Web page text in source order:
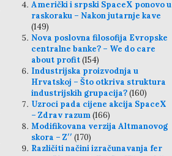
Američki i srpski SpaceX ponovo u
raskoraku – Nakon jutarnje kave
(149)
Nova poslovna filosofija Evropske
centralne banke? – We do care
about profit(154)
Industrijska proizvodnja u
Hrvatskoj – Što otkriva struktura
industrijskih grupacija?(160)
Uzroci pada cijene akcija SpaceX
– Zdrav razum(166)
Modifikovana verzija Altmanovog
skora – Z′′ (170)
Različiti načini izračunavanja fer